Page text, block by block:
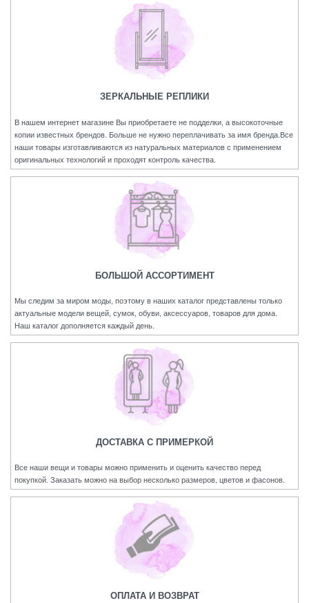
ЗЕРКАЛЬНЫЕ РЕПЛИКИ
В нашем интернет магазине Вы приобретаете не подделки, а высокоточные
копии известных брендов. Больше не нужно переплачивать за имя бренда.Все
наши товары изготавливаются из натуральных материалов с применением
оригинальных технологий и проходят контроль качества.
БОЛЬШОЙ АССОРТИМЕНТ
Мы следим за миром моды, поэтому в наших каталог представлены только
актуальные модели вещей, сумок, обуви, аксессуаров, товаров для дома.
Наш каталог дополняется каждый день.
ДОСТАВКА С ПРИМЕРКОЙ
Все наши вещи и товары можно применить и оценить качество перед
покупкой. Заказать можно на выбор несколько размеров, цветов и фасонов.
ОПЛАТА И ВОЗВРАТ